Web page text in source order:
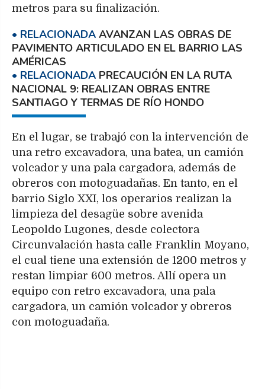
metros para su finalización.
AVANZAN LAS OBRAS DE
PAVIMENTO ARTICULADO EN EL BARRIO LAS
AMÉRICAS
PRECAUCIÓN EN LA RUTA
NACIONAL 9: REALIZAN OBRAS ENTRE
SANTIAGO Y TERMAS DE RÍO HONDO
En el lugar, se trabajó con la intervención de
una retro excavadora, una batea, un camión
volcador y una pala cargadora, además de
obreros con motoguadañas. En tanto, en el
barrio Siglo XXI, los operarios realizan la
limpieza del desagüe sobre avenida
Leopoldo Lugones, desde colectora
Circunvalación hasta calle Franklin Moyano,
el cual tiene una extensión de 1200 metros y
restan limpiar 600 metros. Allí opera un
equipo con retro excavadora, una pala
cargadora, un camión volcador y obreros
con motoguadaña.